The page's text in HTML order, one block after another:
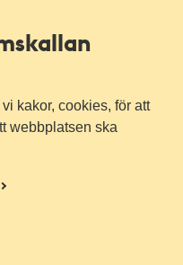
kakor, cookies, för att
webbplatsen ska